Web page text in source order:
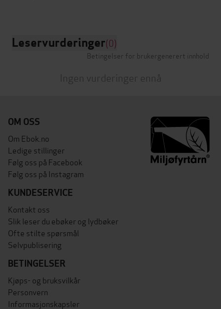
Leservurderinger(0)
Betingelser for brukergenerert innhold
Ingen vurderinger ennå
OM OSS
Om Ebok.no
Ledige stillinger
Følg oss på Facebook
Følg oss på Instagram
KUNDESERVICE
Kontakt oss
Slik leser du ebøker og lydbøker
Ofte stilte spørsmål
Selvpublisering
BETINGELSER
Kjøps- og bruksvilkår
Personvern
Informasjonskapsler